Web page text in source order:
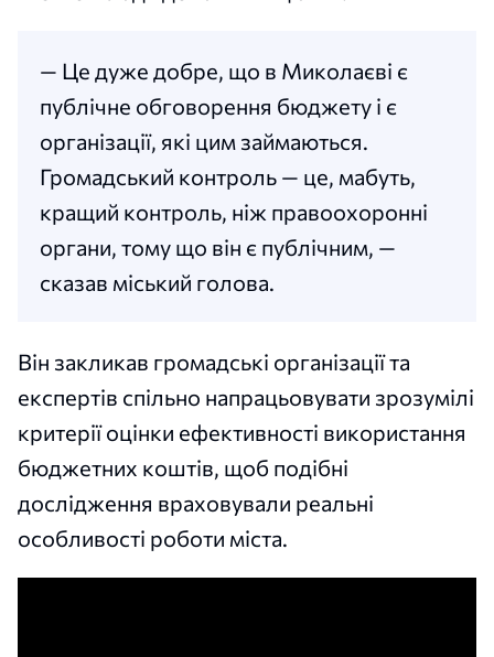
— Це дуже добре, що в Миколаєві є
публічне обговорення бюджету і є
організації, які цим займаються.
Громадський контроль — це, мабуть,
кращий контроль, ніж правоохоронні
органи, тому що він є публічним, —
сказав міський голова.
Він закликав громадські організації та
експертів спільно напрацьовувати зрозумілі
критерії оцінки ефективності використання
бюджетних коштів, щоб подібні
дослідження враховували реальні
особливості роботи міста.